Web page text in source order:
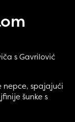
s Gavrilović
nepce, spajajući
šunke s